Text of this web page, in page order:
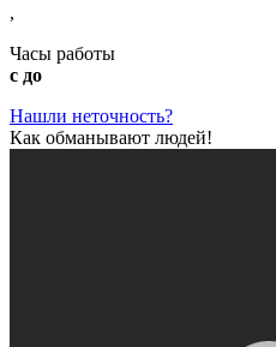
,
Часы работы
с до
Нашли неточность?
Как обманывают людей!